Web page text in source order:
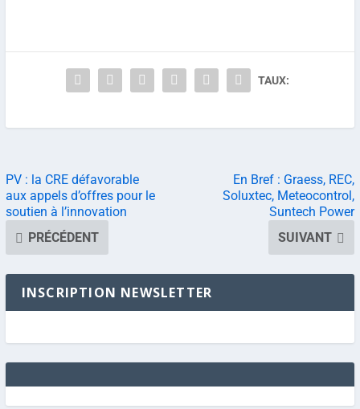
TAUX:
PV : la CRE défavorable
aux appels d’offres pour le
soutien à l’innovation
PRÉCÉDENT
En Bref : Graess, REC,
Soluxtec, Meteocontrol,
Suntech Power
SUIVANT
INSCRIPTION NEWSLETTER